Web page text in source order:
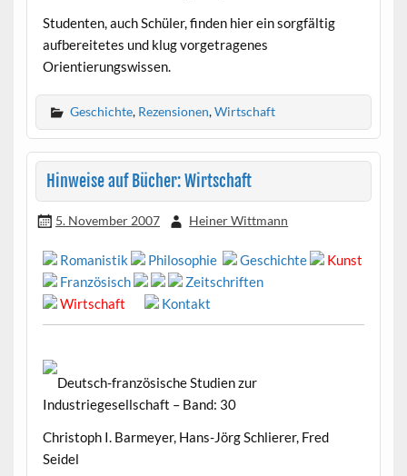
Studenten, auch Schüler, finden hier ein sorgfältig
aufbereitetes und klug vorgetragenes
Orientierungswissen.
Geschichte, Rezensionen,Wirtschaft
Hinweise auf Bücher: Wirtschaft
5. November 2007 Heiner Wittmann
Romanistik Philosophie Geschichte
Kunst
Französisch
Zeitschriften
Wirtschaft
Kontakt
Deutsch-französische Studien zur
Industriegesellschaft – Band: 30
Christoph I. Barmeyer, Hans-Jörg Schlierer, Fred
Seidel